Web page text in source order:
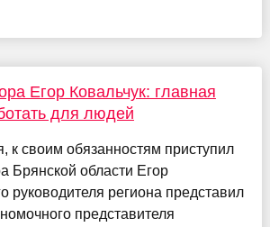
Егор Ковальчук: главная
для людей
к своим обязанностям приступил
Брянской области Егор
руководителя региона представил
представителя